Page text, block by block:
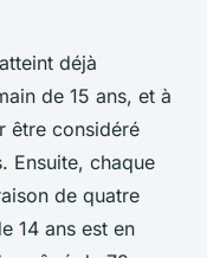
déjà
de 15 ans, et à
être considéré
Ensuite, chaque
de quatre
14 ans est en